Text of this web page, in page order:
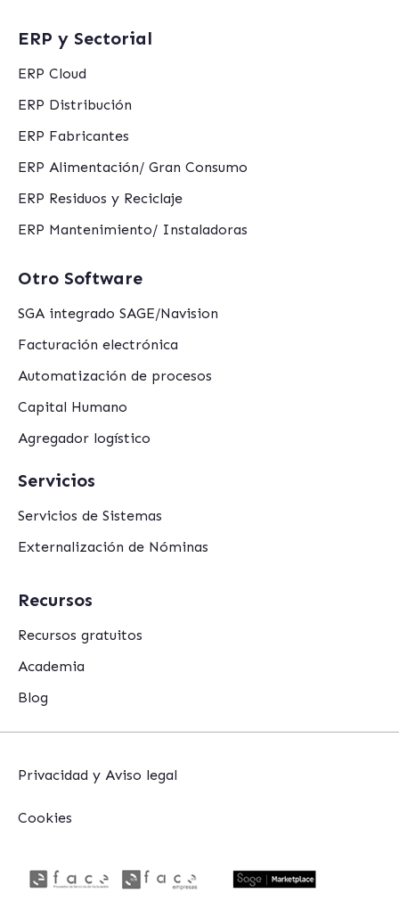
ERP y Sectorial
ERP Cloud
ERP Distribución
ERP Fabricantes
ERP Alimentación/ Gran Consumo
ERP Residuos y Reciclaje
ERP Mantenimiento/ Instaladoras
Otro Software
SGA integrado SAGE/Navision
Facturación electrónica
Automatización de procesos
Capital Humano
Agregador logístico
Servicios
Servicios de Sistemas
Externalización de Nóminas
Recursos
Recursos gratuitos
Academia
Blog
Privacidad y Aviso legal
Cookies